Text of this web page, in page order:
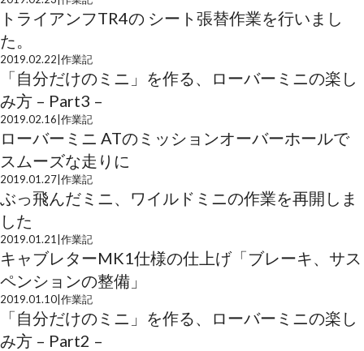
トライアンフTR4の シート張替作業を行いまし
た。
2019.02.22 作業記
「自分だけのミニ」を作る、ローバーミニの楽し
み方 – Part3 –
2019.02.16 作業記
ローバーミニ ATのミッションオーバーホールで
スムーズな走りに
2019.01.27 作業記
ぶっ飛んだミニ、ワイルドミニの作業を再開しま
した
2019.01.21 作業記
キャブレターMK1仕様の仕上げ「ブレーキ、サス
ペンションの整備」
2019.01.10 作業記
「自分だけのミニ」を作る、ローバーミニの楽し
み方 – Part2 –